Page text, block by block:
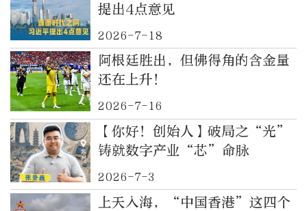
提出4点意见
2026-7-18
阿根廷胜出，但佛得角的含金量
还在上升！
2026-7-16
【你好！创始人】破局之“光”
铸就数字产业“芯”命脉
2026-7-3
上天入海，“中国香港”这四个